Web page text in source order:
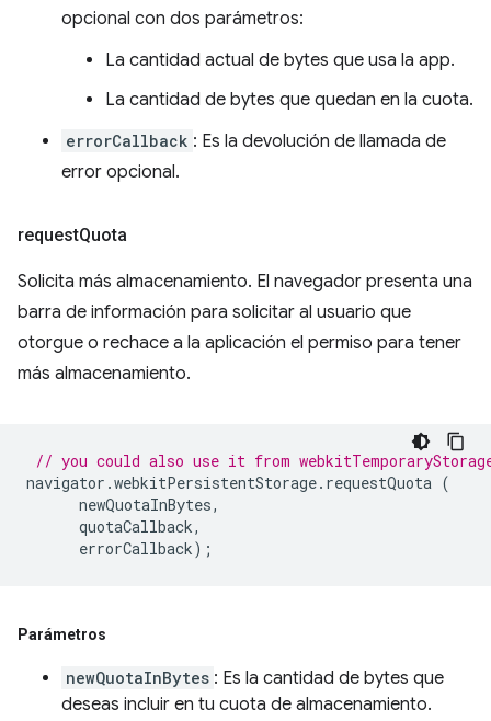
opcional con dos parámetros:
La cantidad actual de bytes que usa la app.
La cantidad de bytes que quedan en la cuota.
errorCallback : Es la devolución de llamada de
error opcional.
requestQuota
Solicita más almacenamiento. El navegador presenta una
barra de información para solicitar al usuario que
otorgue o rechace a la aplicación el permiso para tener
más almacenamiento.
// you could also use it from
navigator .webkitPersistentStorage. requestQuota (
newQuotaInBytes,
quotaCallback,
errorCallback);
Parámetros
newQuotaInBytes : Es la cantidad de bytes que
deseas incluir en tu cuota de almacenamiento.